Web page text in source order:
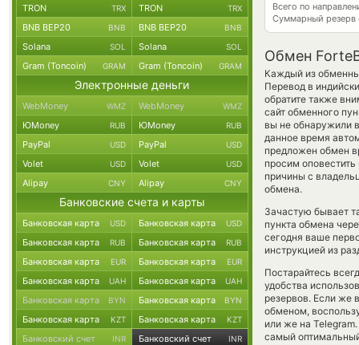
Всего по
Суммарный резерв
Обмен
Каждый из
Перевод в
обратите также
сайт обменного
вы не обнаружили
данное время
предложен обмен
просим
причины с
обмена.
Зачастую бывает
пункта обмена
сегодня ваше
инструкцией из
Постарайтесь
удобства
резервов. Если же
обменом,
или же на
самый
TRON TRX TRON TRX
BNB BEP20 BNB BNB BEP20 BNB
Solana SOL Solana SOL
Gram (Toncoin) GRAM Gram (Toncoin) GRAM
Электронные деньги
WebMoney WMZ WebMoney WMZ
ЮMoney RUB ЮMoney RUB
PayPal USD PayPal USD
Volet USD Volet USD
Alipay CNY Alipay CNY
Банковские счета и карты
Банковская карта USD Банковская карта USD
Банковская карта RUB Банковская карта RUB
Банковская карта EUR Банковская карта EUR
Банковская карта UAH Банковская карта UAH
Банковская карта BYN Банковская карта BYN
Банковская карта KZT Банковская карта KZT
Банковский счет INR Банковский счет INR